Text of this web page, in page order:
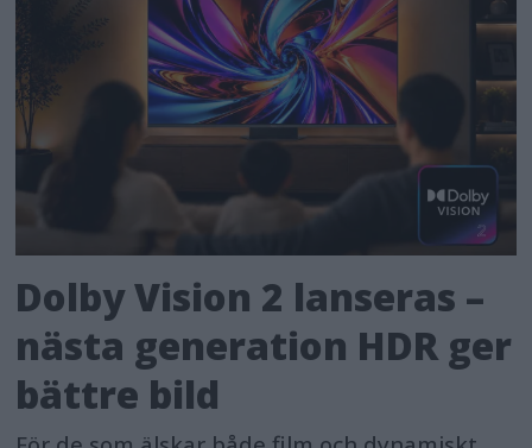
Dolby Vision 2 lanseras –
nästa generation HDR ger
bättre bild